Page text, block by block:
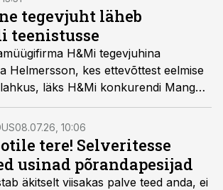
tegevjuht läheb
teenistusse
H&Mi tegevjuhina
Helmersson, kes ettevõttest eelmise
läks H&Mi konkurendi Mango
08.07.26, 10:06
tere! Selveritesse
usinad põrandapesijad
äkitselt viisakas palve teed anda, ei